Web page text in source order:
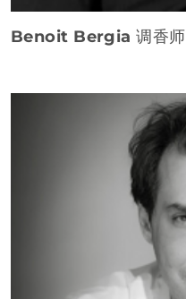
Benoit Bergia调香师